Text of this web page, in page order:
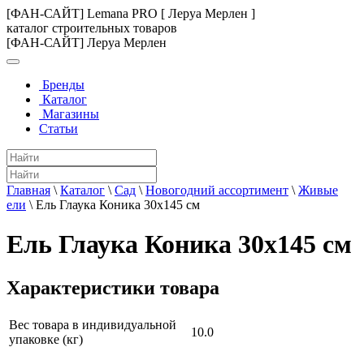
[ФАН-САЙТ] Lemana PRO [ Леруа Мерлен ]
каталог строительных товаров
[ФАН-САЙТ] Леруа Мерлен
Бренды
Каталог
Магазины
Статьи
Главная \ Каталог \ Сад \ Новогодний ассортимент \ Живые
ели \ Ель Глаука Коника 30x145 см
Ель Глаука Коника 30x145 см
Характеристики товара
Вес товара в индивидуальной
упаковке (кг)
10.0